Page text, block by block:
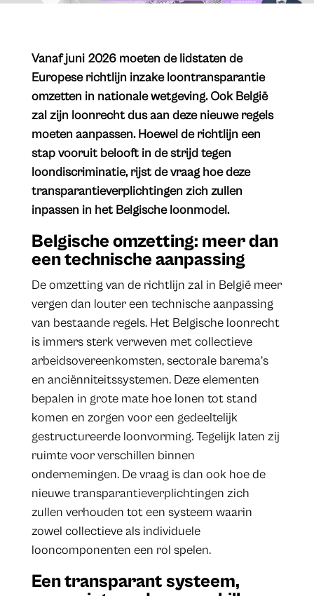
​Vanaf juni 2026 moeten de lidstaten de
Europese richtlijn inzake loontransparantie
omzetten in nationale wetgeving. Ook België
zal zijn loonrecht dus aan deze nieuwe regels
moeten aanpassen. Hoewel de richtlijn een
stap vooruit belooft in de strijd tegen
loondiscriminatie, rijst de vraag hoe deze
transparantieverplichtingen zich zullen
inpassen in het Belgische loonmodel.
Belgische omzetting: meer dan
een technische aanpassing
De omzetting van de richtlijn zal in België meer
vergen dan louter een technische aanpassing
van bestaande regels. Het Belgische loonrecht
is immers sterk verweven met collectieve
arbeidsovereenkomsten, sectorale barema’s
en anciënniteitssystemen. Deze elementen
bepalen in grote mate hoe lonen tot stand
komen en zorgen voor een gedeeltelijk
gestructureerde loonvorming. Tegelijk laten zij
ruimte voor verschillen binnen
ondernemingen. De vraag is dan ook hoe de
nieuwe transparantieverplichtingen zich
zullen verhouden tot een systeem waarin
zowel collectieve als individuele
looncomponenten een rol spelen.
Een transparant systeem,